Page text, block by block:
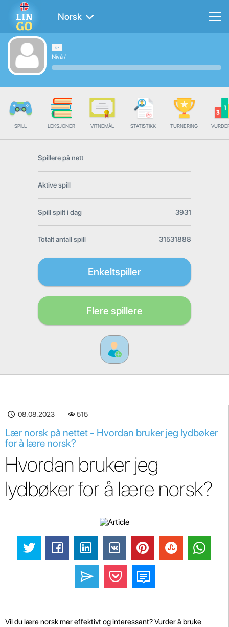
Norsk
Nivå/
SPILL LEKSJONER VITNEMÅL STATISTIKK TURNERING
Spillere på nett
Aktive spill
Spill spilt i dag 3931
Totalt antall spill 31531888
Enkeltspiller
Flere spillere
08.08.2023 515
Lær norsk på nettet - Hvordan bruker jeg lydbøker
for å lære norsk?
Hvordan bruker jeg
lydbøker for å lære norsk?
Vil du lære norsk mer effektivt og interessant? Vurder å bruke